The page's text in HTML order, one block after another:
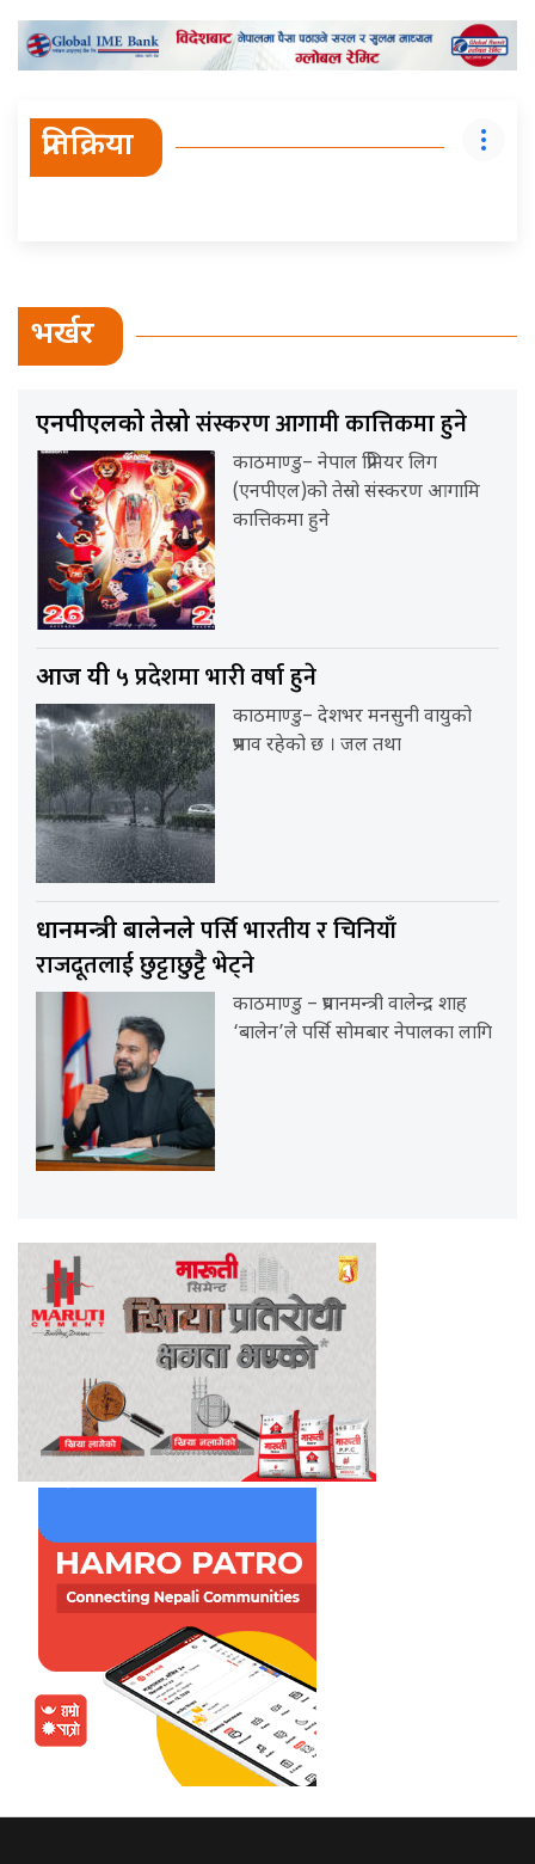
प्रतिक्रिया
भर्खर
एनपीएलको तेस्रोसंस्करण आगामी कात्तिकमा हुने
काठमाण्डु– नेपाल प्रिमियर लिग
(एनपीएल)को तेस्रो संस्करण आगामि
कात्तिकमा हुने
आज यी ५ प्रदेशमा भारी वर्षा हुने
काठमाण्डु– देशभर मनसुनी वायुको
प्रभाव रहेको छ । जल तथा
प्रधानमन्त्री बालेनलेपर्सि भारतीय र चिनियाँ
राजदूतलाई छुट्टाछुट्टै भेट्ने
काठमाण्डु – प्रधानमन्त्री वालेन्द्र शाह
‘बालेन’ले पर्सि सोमबार नेपालका लागि